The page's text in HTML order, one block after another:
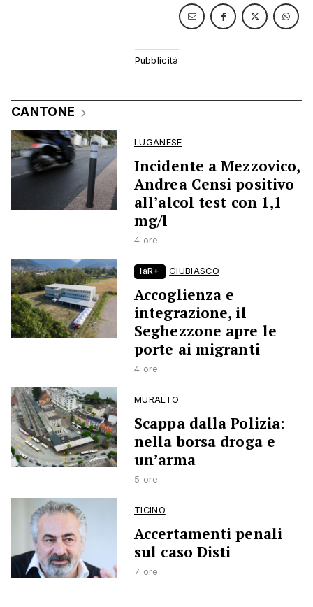
CANTONE
LUGANESE
Incidente a Mezzovico,
Andrea Censi positivo
all’alcol test con 1,1
mg/l
4 ore
laR+ GIUBIASCO
Accoglienza e
integrazione, il
Seghezzone apre le
porte ai migranti
4 ore
MURALTO
Scappa dalla Polizia:
nella borsa droga e
un’arma
5 ore
TICINO
Accertamenti penali
sul caso Disti
7 ore